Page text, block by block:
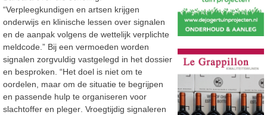
“Verpleegkundigen en artsen krijgen
onderwijs en klinische lessen over signalen
en de aanpak volgens de wettelijk verplichte
meldcode. ” Bij een vermoeden worden
signalen zorgvuldig vastgelegd in het dossier
en besproken. “Het doel is niet om te
oordelen, maar om de situatie te begrijpen
en passende hulp te organiseren voor
slachtoffer en pleger Vroegtijdig signaleren